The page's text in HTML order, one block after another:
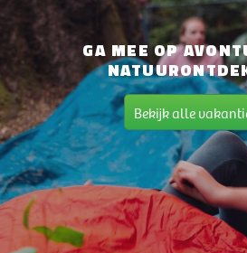
GA MEE OP
Bekijk alle